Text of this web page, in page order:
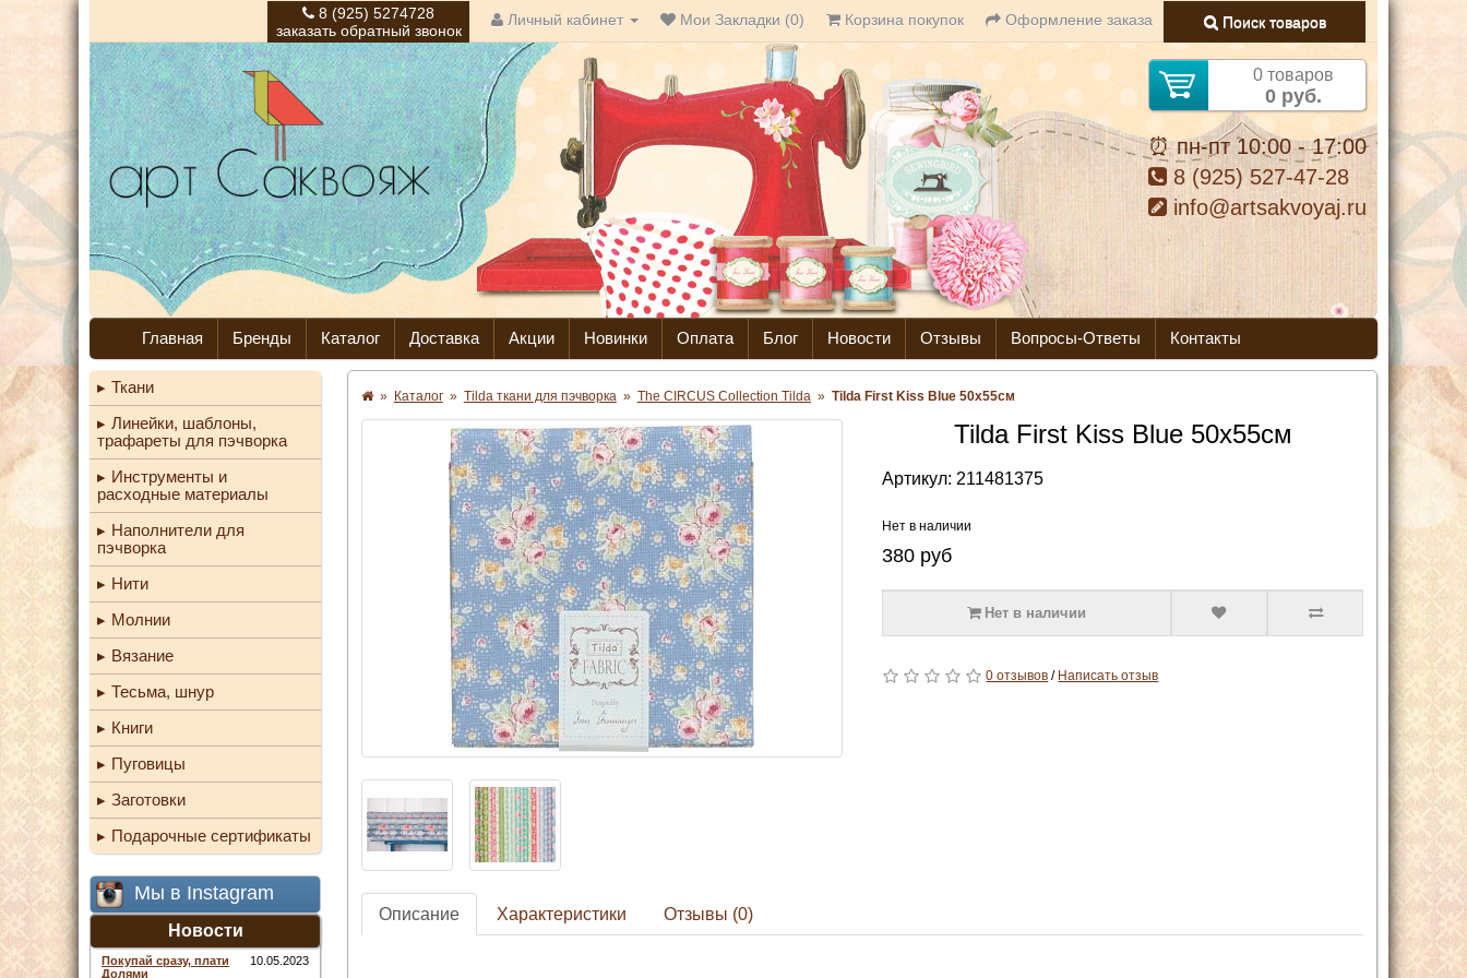
8 (925) 5274728
заказать обратный звонок
Личный кабинет Мои Закладки (0) Корзина покупок Оформление заказа Поиск товаров
0 товаров
0 руб.
⏰ пн-пт 10:00 - 17:00
8 (925) 527-47-28
info@artsakvoyaj.ru
Главная Бренды Каталог Доставка Акции Новинки Оплата Блог Новости Отзывы Вопросы-Ответы Контакты
Ткани
Линейки, шаблоны,
трафареты для пэчворка
Инструменты и
расходные материалы
Наполнители для
пэчворка
Нити
Молнии
Вязание
Тесьма, шнур
Книги
Пуговицы
Заготовки
Подарочные сертификаты
Мы в Instagram
Новости
Покупай сразу, плати
Долями
10.05.2023
» Каталог » Tilda ткани для пэчворка » The CIRCUS Collection Tilda » Tilda First Kiss Blue 50х55см
Tilda First Kiss Blue 50х55см
Артикул: 211481375
Нет в наличии
380 руб
Нет в наличии
0 отзывов / Написать отзыв
Описание Характеристики Отзывы (0)